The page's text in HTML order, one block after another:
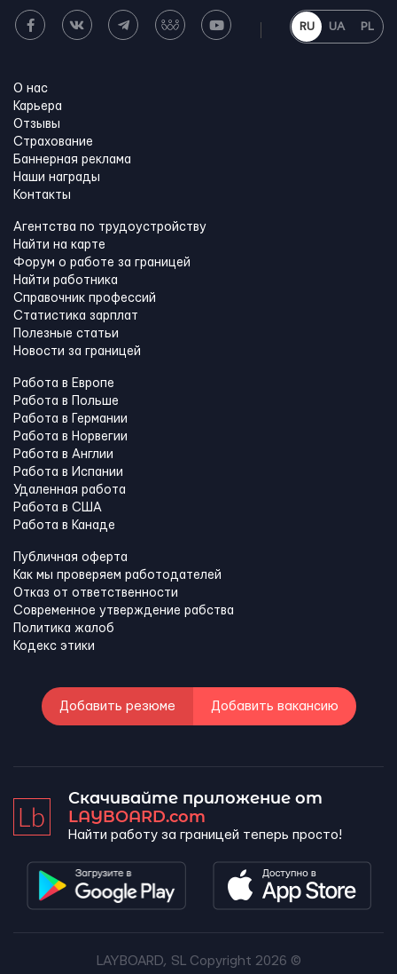
RU UA PL
О нас
Карьера
Отзывы
Страхование
Баннерная реклама
Наши награды
Контакты
Агентства по трудоустройству
Найти на карте
Форум о работе за границей
Найти работника
Справочник профессий
Статистика зарплат
Полезные статьи
Новости за границей
Работа в Европе
Работа в Польше
Работа в Германии
Работа в Норвегии
Работа в Англии
Работа в Испании
Удаленная работа
Работа в США
Работа в Канадe
Публичная оферта
Как мы проверяем работодателей
Отказ от ответственности
Современное утверждение рабства
Политика жалоб
Кодекс этики
Добавить резюме Добавить вакансию
Скачивайте приложение от
LAYBOARD.com
Найти работу за границей теперь просто!
LAYBOARD, SL Copyright 2026 ©